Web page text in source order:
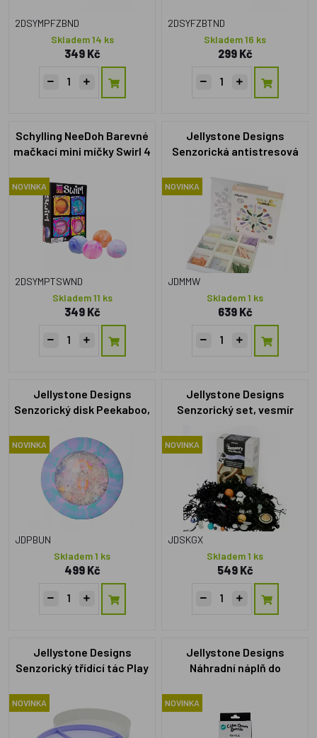
prsty.
Hmatový Sensory Play podporuje:
- rozvoj jemné motoriky a úchopu,
- lepší vnímání vlastního těla a tlaku,
Hračky jsou vhodné pro běžně se vyvíjející děti i pro ty, které
potřebují více smyslové podpory (např. citlivé na dotek,
neklidné). Mezi bestsellery této kategorie patří
postřehová hra
Bubble Pops aBUKI Senzorické slizy.
2DSYMPFZBND
Skladem 14 ks
349 Kč
2DSYFZBTND
Skladem 16 ks
299 Kč
Schylling NeeDoh Barevné
mačkací mini míčky Swirl 4
NOVINKA
2DSYMPTSWND
Skladem 11 ks
349 Kč
Jellystone Designs
Senzorická antistresová
NOVINKA
JDMMW
Skladem 1 ks
639 Kč
Jellystone Designs
Senzorický disk Peekaboo,
NOVINKA
JDPBUN
Skladem 1 ks
499 Kč
Jellystone Designs
Senzorický set, vesmír
NOVINKA
JDSKGX
Skladem 1 ks
549 Kč
Jellystone Designs
Senzorický třídící tác Play
NOVINKA
Jellystone Designs
Náhradní náplň do
NOVINKA